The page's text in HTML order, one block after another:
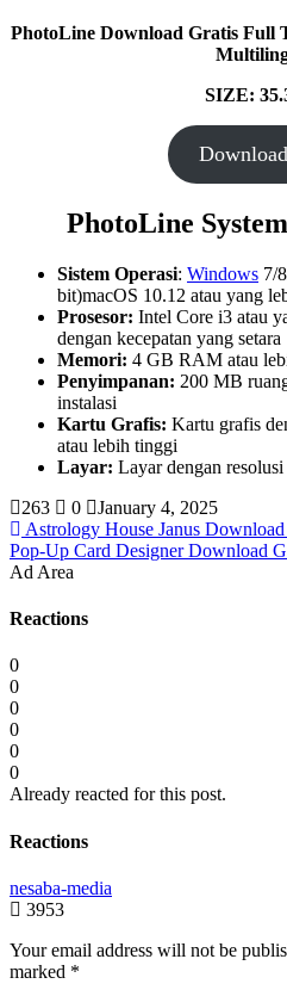
PhotoLine Download Gratis Full
SIZE:
PhotoLine
Sistem Operasi: Windows 7/
bit)macOS 10.12 atau yang
Prosesor: Intel Core i3 atau
dengan kecepatan yang setara
Memori: 4 GB RAM atau
Penyimpanan: 200 MB
instalasi
Kartu Grafis: Kartu grafis
atau lebih tinggi
Layar: Layar dengan
263
0
January 4, 2025
Astrology House Janus
Pop-Up Card Designer Download
Ad Area
Reactions
0
0
0
0
0
0
Already reacted for this post.
Reactions
nesaba-media
3953
Your email address will not be
marked *